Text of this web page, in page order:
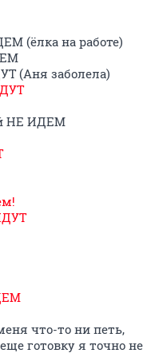
(ёлка на работе)
(Аня заболела)
НЕ ИДЕМ
что-то ни петь,
готовку я точно не